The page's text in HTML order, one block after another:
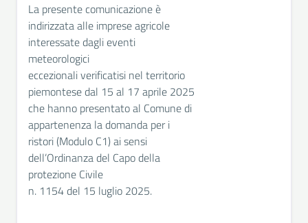
La presente comunicazione è
indirizzata alle imprese agricole
interessate dagli eventi
meteorologici
eccezionali verificatisi nel territorio
piemontese dal 15 al 17 aprile 2025
che hanno presentato al Comune di
appartenenza la domanda per i
ristori (Modulo C1) ai sensi
dell’Ordinanza del Capo della
protezione Civile
n. 1154 del 15 luglio 2025.